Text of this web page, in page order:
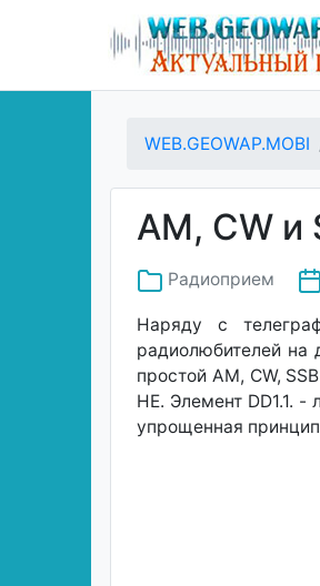
WEB.GEOWAP.MOBI
AM, CW и
Радиоприем
Наряду с
радиолюбителей на
простой AM, CW,
НЕ. Элемент DD1.1. -
упрощенная